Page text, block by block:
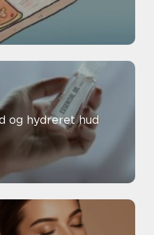
og hydreret hud